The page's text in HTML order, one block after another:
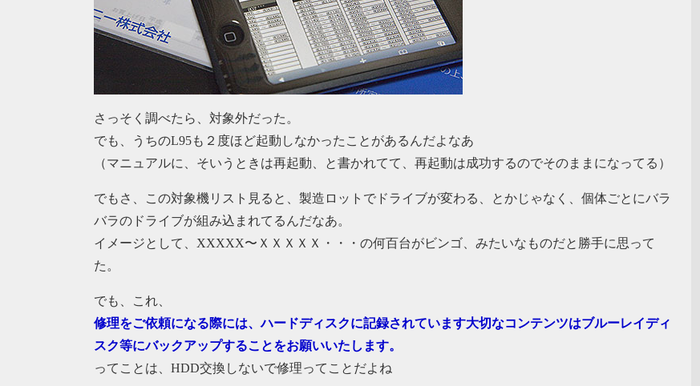
さっそく調べたら、対象外だった。
でも、うちのL95も２度ほど起動しなかったことがあるんだよなあ
（マニュアルに、そいうときは再起動、と書かれてて、再起動は成功するのでそのままになってる）
でもさ、この対象機リスト見ると、製造ロットでドライブが変わる、とかじゃなく、個体ごとにバラ
バラのドライブが組み込まれてるんだなあ。
イメージとして、XXXXX〜ＸＸＸＸＸ・・・の何百台がビンゴ、みたいなものだと勝手に思って
た。
でも、これ、
修理をご依頼になる際には、ハードディスクに記録されています大切なコンテンツはブルーレイディ
スク等にバックアップすることをお願いいたします。
ってことは、HDD交換しないで修理ってことだよね